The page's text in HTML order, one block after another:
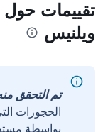
تقييمات حول
ويلنيس
تم التحقق منه
الحجوزات